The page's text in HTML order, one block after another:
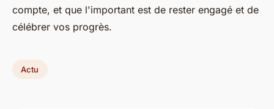
compte, et que l'important est de rester engagé et de
célébrer vos progrès.
Actu